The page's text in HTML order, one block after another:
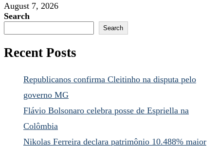
August 7, 2026
Search
Search
Recent Posts
Republicanos confirma Cleitinho na disputa pelo
governo MG
Flávio Bolsonaro celebra posse de Espriella na
Colômbia
Nikolas Ferreira declara patrimônio 10.488% maior